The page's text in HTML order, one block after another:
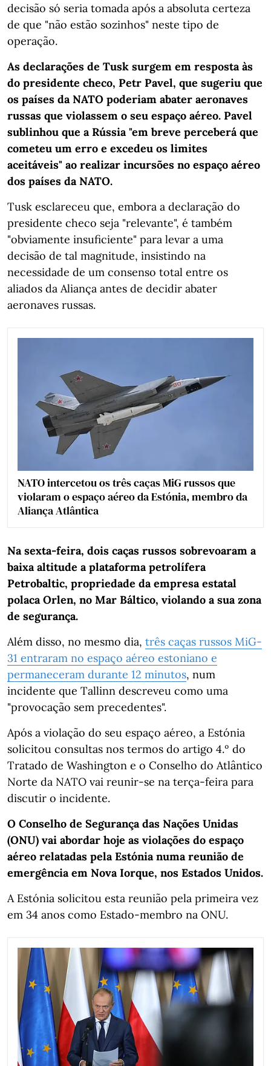
decisão só seria tomada após a absoluta certeza
de que "não estão sozinhos" neste tipo de
operação.
As declarações de Tusk surgem em resposta às
do presidente checo, Petr Pavel, que sugeriu que
os países da NATO poderiam abater aeronaves
russas que violassem o seu espaço aéreo. Pavel
sublinhou que a Rússia "em breve perceberá que
cometeu um erro e excedeu os limites
aceitáveis" ao realizar incursões no espaço aéreo
dos países da NATO.
Tusk esclareceu que, embora a declaração do
presidente checo seja "relevante", é também
"obviamente insuficiente" para levar a uma
decisão de tal magnitude, insistindo na
necessidade de um consenso total entre os
aliados da Aliança antes de decidir abater
aeronaves russas.
NATO intercetou os três caças MiG russos que
violaram o espaço aéreo da Estónia, membro da
Aliança Atlântica
Na sexta-feira, dois caças russos sobrevoaram a
baixa altitude a plataforma petrolífera
Petrobaltic, propriedade da empresa estatal
polaca Orlen, no Mar Báltico, violando a sua zona
de segurança.
Além disso, no mesmo dia, três caças russos MiG-
31 entraram no espaço aéreo estoniano e
permaneceram durante 12 minutos, num
incidente que Tallinn descreveu como uma
"provocação sem precedentes".
Após a violação do seu espaço aéreo, a Estónia
solicitou consultas nos termos do artigo 4.º do
Tratado de Washington e o Conselho do Atlântico
Norte da NATO vai reunir-se na terça-feira para
discutir o incidente.
O Conselho de Segurança das Nações Unidas
(ONU) vai abordar hoje as violações do espaço
aéreo relatadas pela Estónia numa reunião de
emergência em Nova Iorque, nos Estados Unidos.
A Estónia solicitou esta reunião pela primeira vez
em 34 anos como Estado-membro na ONU.